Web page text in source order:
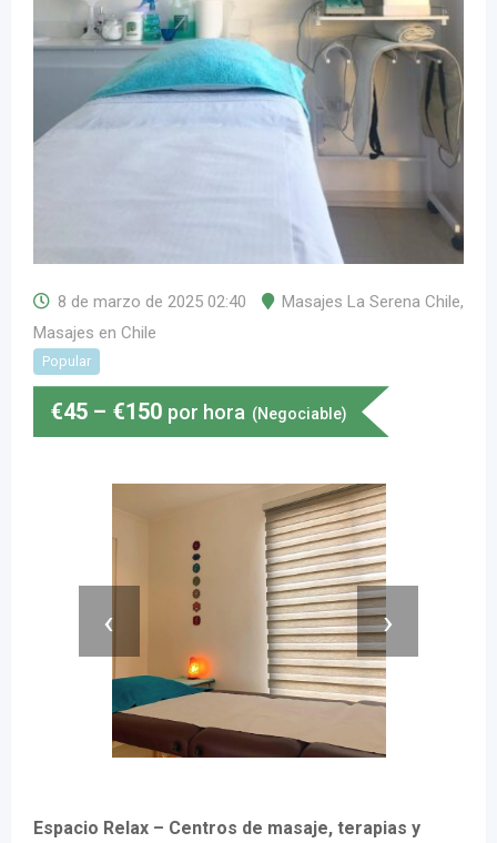
8 de marzo de 2025 02:40 Masajes La Serena Chile,
Masajes en Chile
Popular
€45 – €150 por hora (Negociable)
‹ ›
Espacio Relax – Centros de masaje, terapias y